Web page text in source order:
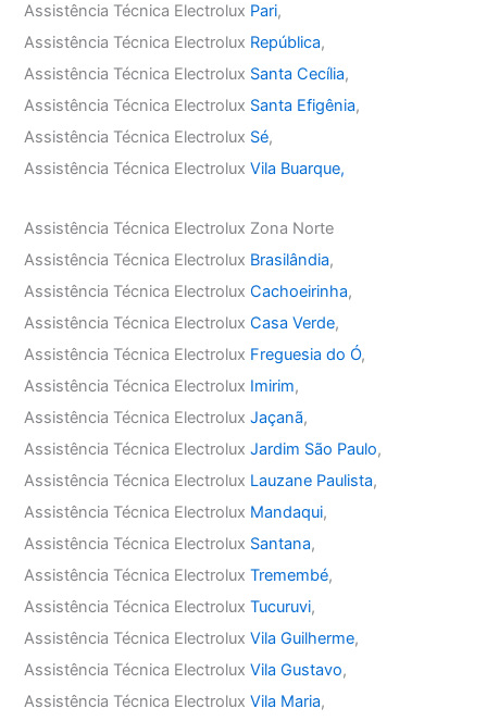
Assistência Técnica Electrolux Pari,
Assistência Técnica Electrolux República,
Assistência Técnica Electrolux Santa Cecília,
Assistência Técnica Electrolux Santa Efigênia,
Assistência Técnica Electrolux Sé,
Assistência Técnica ElectroluxVila Buarque,
Assistência Técnica Electrolux Zona Norte
Assistência Técnica Electrolux Brasilândia,
Assistência Técnica ElectroluxCachoeirinha,
Assistência Técnica ElectroluxCasa Verde,
Assistência Técnica Electrolux Freguesia do Ó,
Assistência Técnica Electrolux Imirim,
Assistência Técnica ElectroluxJaçanã,
Assistência Técnica ElectroluxJardim São Paulo,
Assistência Técnica Electrolux Lauzane Paulista,
Assistência Técnica Electrolux Mandaqui,
Assistência Técnica Electrolux Santana,
Assistência Técnica ElectroluxTremembé,
Assistência Técnica ElectroluxTucuruvi,
Assistência Técnica ElectroluxVila Guilherme,
Assistência Técnica ElectroluxVila Gustavo,
Assistência Técnica ElectroluxVila Maria,